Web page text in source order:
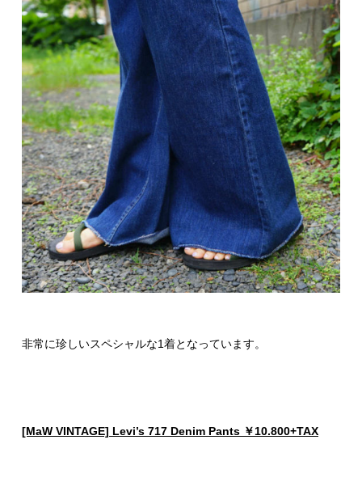
非常に珍しいスペシャルな1着となっています。
[MaW VINTAGE] Levi’s 717 Denim Pants ￥10.800+TAX